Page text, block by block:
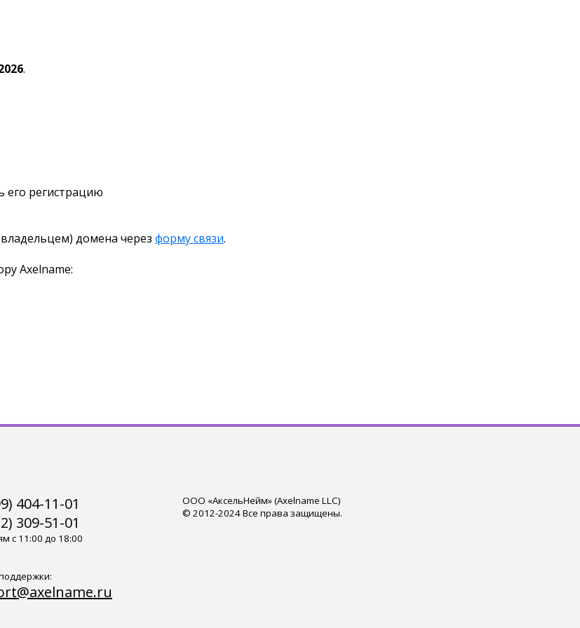
.
его регистрацию
домена через форму связи.
Axelname:
404-11-01
309-51-01
с 11:00 до 18:00
ООО «АксельНейм» (Axelname LLC)
© 2012-2024 Все права защищены.